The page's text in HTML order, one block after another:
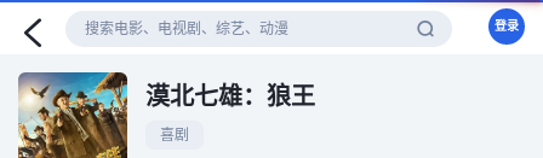
登录
漠北七雄：狼王
喜剧